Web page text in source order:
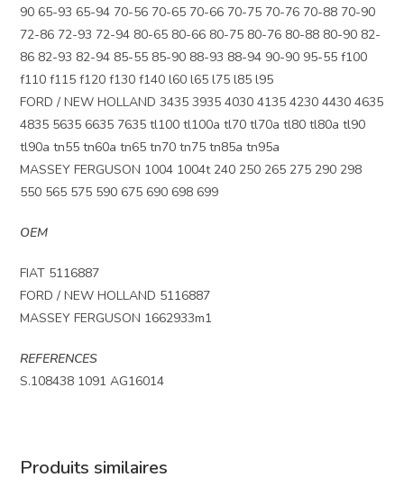
90 65-93 65-94 70-56 70-65 70-66 70-75 70-76 70-88 70-90
72-86 72-93 72-94 80-65 80-66 80-75 80-76 80-88 80-90 82-
86 82-93 82-94 85-55 85-90 88-93 88-94 90-90 95-55 f100
f110 f115 f120 f130 f140 l60 l65 l75 l85 l95
FORD / NEW HOLLAND 3435 3935 4030 4135 4230 4430 4635
4835 5635 6635 7635 tl100 tl100a tl70 tl70a tl80 tl80a tl90
tl90a tn55 tn60a tn65 tn70 tn75 tn85a tn95a
MASSEY FERGUSON 1004 1004t 240 250 265 275 290 298
550 565 575 590 675 690 698 699
OEM
FIAT 5116887
FORD / NEW HOLLAND 5116887
MASSEY FERGUSON 1662933m1
REFERENCES
S.108438 1091 AG16014
Produits similaires